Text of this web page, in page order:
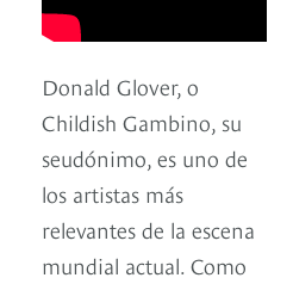
Donald Glover, o
Childish Gambino, su
seudónimo, es uno de
los artistas más
relevantes de la escena
mundial actual. Como